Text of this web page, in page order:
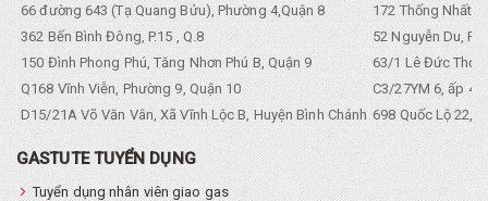
66 đường 643 (Tạ Quang Bửu), Phường 4,Quận 8
172 Thống Nhất.
362 Bến Bình Đông, P.15 , Q.8
52 Nguyễn Du,
150 Đình Phong Phú, Tăng Nhơn Phú B, Quận 9
63/1 Lê Đức Thọ,
Q168 Vĩnh Viễn, Phường 9, Quận 10
C3/27YM 6, ấp 4,
D15/21A Võ Văn Vân, Xã Vĩnh Lộc B, Huyện Bình Chánh 698 Quốc Lộ 22,
GASTUTE TUYỂN DỤNG
Tuyển dụng nhân viên giao gas